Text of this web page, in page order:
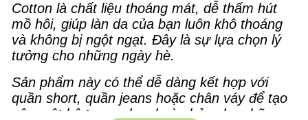
Cotton là chất liệu thoáng mát, dễ thấm hút
mồ hôi, giúp làn da của bạn luôn khô thoáng
và không bị ngột ngạt. Đây là sự lựa chọn lý
tưởng cho những ngày hè.
Sản phẩm này có thể dễ dàng kết hợp với
quần short, quần jeans hoặc chân váy để tạo
nên một bộ trang phục hoàn hảo cho những